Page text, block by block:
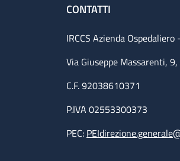
CONTATTI
IRCCS Azienda
Via Giuseppe Massarenti,
C.F. 92038610371
P.IVA 02553300373
PEC: